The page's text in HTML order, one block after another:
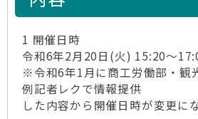
1 開催日時
令和6年2月20日(火) 15:20～
※令和6年1月に商工労働部・観
例記者レクで情報提供
した内容から開催日時が変更に